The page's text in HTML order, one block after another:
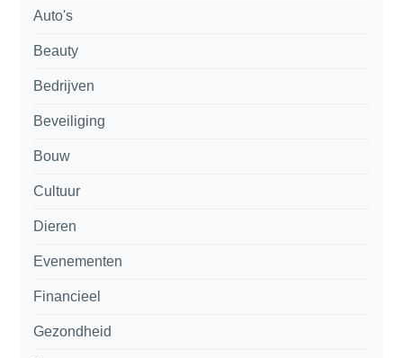
Auto's
Beauty
Bedrijven
Beveiliging
Bouw
Cultuur
Dieren
Evenementen
Financieel
Gezondheid